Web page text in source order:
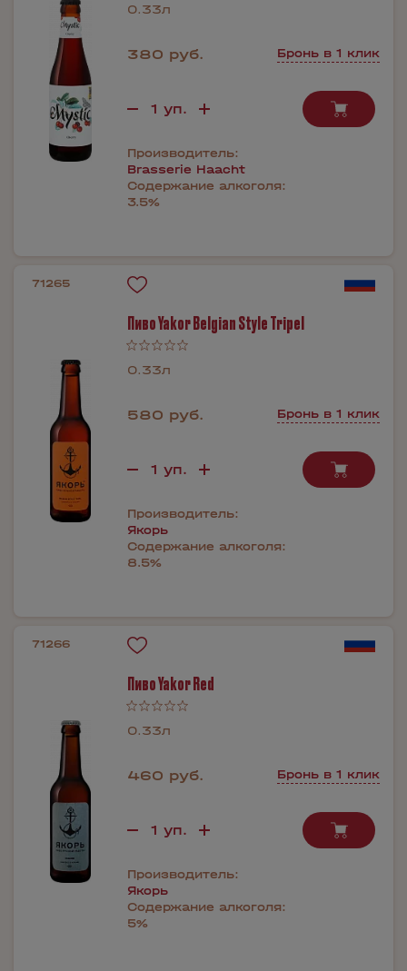
0.33л
380 руб. Бронь в 1 клик
Производитель:
Brasserie Haacht
Содержание алкоголя:
3.5%
71265
Пиво Yakor Belgian Style Tripel
0.33л
580 руб. Бронь в 1 клик
Производитель:
Якорь
Содержание алкоголя:
8.5%
71266
Пиво Yakor Red
0.33л
460 руб. Бронь в 1 клик
Производитель:
Якорь
Содержание алкоголя:
5%